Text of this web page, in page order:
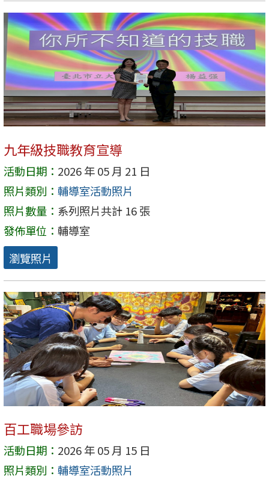
九年級技職教育宣導
活動日期： 2026 年 05 月 21 日
照片類別： 輔導室活動照片
照片數量： 系列照片共計 16 張
發佈單位： 輔導室
瀏覽照片
百工職場參訪
活動日期： 2026 年 05 月 15 日
照片類別： 輔導室活動照片